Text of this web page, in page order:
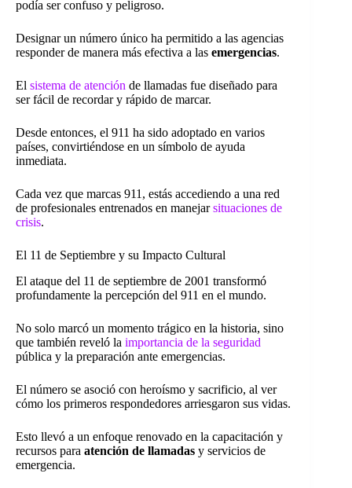
podía ser confuso y peligroso.
Designar un número único ha permitido a las agencias
responder de manera más efectiva a las emergencias.
El sistema de atención de llamadas fue diseñado para
ser fácil de recordar y rápido de marcar.
Desde entonces, el 911 ha sido adoptado en varios
países, convirtiéndose en un símbolo de ayuda
inmediata.
Cada vez que marcas 911, estás accediendo a una red
de profesionales entrenados en manejarsituaciones de
crisis.
El 11 de Septiembre y su Impacto Cultural
El ataque del 11 de septiembre de 2001 transformó
profundamente la percepción del 911 en el mundo.
No solo marcó un momento trágico en la historia, sino
que también reveló la importancia de la seguridad
pública y la preparación ante emergencias.
El número se asoció con heroísmo y sacrificio, al ver
cómo los primeros respondedores arriesgaron sus vidas.
Esto llevó a un enfoque renovado en la capacitación y
recursos para atención de llamadas y servicios de
emergencia.